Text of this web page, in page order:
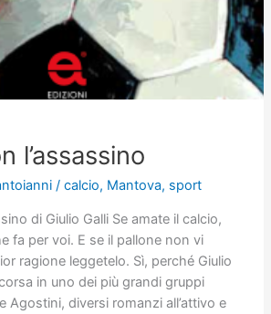
l’assassino
/ calcio, Mantova, sport
di Giulio Galli Se amate il calcio,
fa per voi. E se il pallone non vi
ragione leggetelo. Sì, perché Giulio
in uno dei più grandi gruppi
Agostini, diversi romanzi all’attivo e